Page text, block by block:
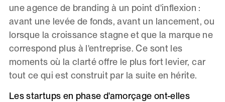
une agence de branding à un point d'inflexion :
avant une levée de fonds, avant un lancement, ou
lorsque la croissance stagne et que la marque ne
correspond plus à l'entreprise. Ce sont les
moments où la clarté offre le plus fort levier, car
tout ce qui est construit par la suite en hérite.
Les startups en phase d'amorçage ont-elles